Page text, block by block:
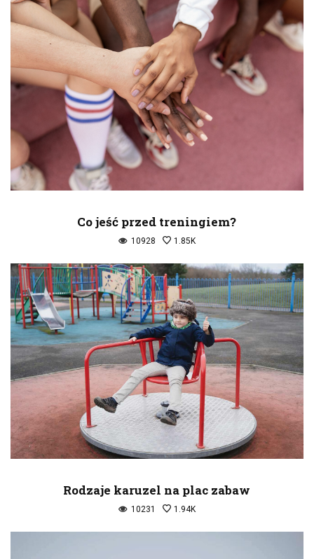
Co jeść przed treningiem?
10928 1.85K
Rodzaje karuzel na plac zabaw
10231 1.94K